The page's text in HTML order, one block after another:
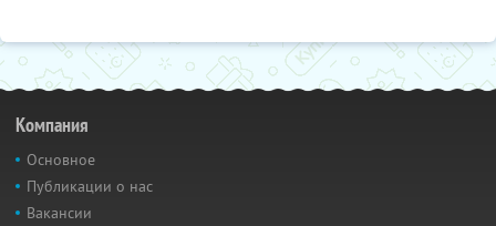
Компания
Основное
Публикации о нас
Вакансии